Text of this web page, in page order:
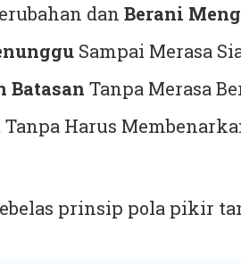
danBerani
Sampai Merasa
BatasanTanpa Merasa
Tanpa Harus
prinsip pola pikir